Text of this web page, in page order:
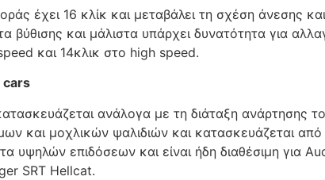
έχει 16 κλίκ και μεταβάλει τη σχέση άνεσης
βύθισης και μάλιστα υπάρχει δυνατότητα για
και 14κλικ στο high speed.
cars
ανάλογα με τη διάταξη ανάρτησης
και μοχλικών ψαλιδιών και κατασκευάζεται
υψηλών επιδόσεων και είναι ήδη διαθέσιμη για
SRT Hellcat.